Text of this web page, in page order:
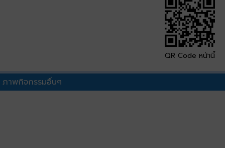
QR Code หน้านี้
ภาพกิจกรรมอื่นๆ